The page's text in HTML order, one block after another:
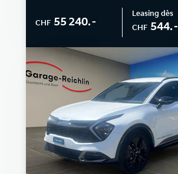
CHF 55 240.–
Leasing dès
CHF 544.–